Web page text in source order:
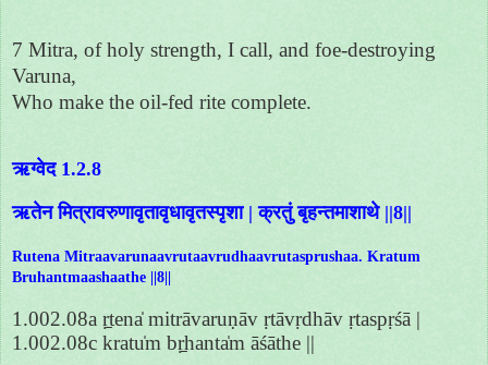
7 Mitra, of holy strength, I call, and foe-destroying
Varuna,
Who make the oil-fed rite complete.
ऋग्वेद 1.2.8
ऋतेन मित्रावरुणावृतावृधावृतस्पृशा | क्रतुं बृहन्तमाशाथे ||8||
Rutena Mitraavarunaavrutaavrudhaavrutasprushaa. Kratum
Bruhantmaashaathe ||8||
1.002.08a ṛ̱tena̍ mitrāvaruṇāv ṛtāvṛdhāv ṛtaspṛśā |
1.002.08c kratu̍m bṛ̱hanta̍m āśāthe ||